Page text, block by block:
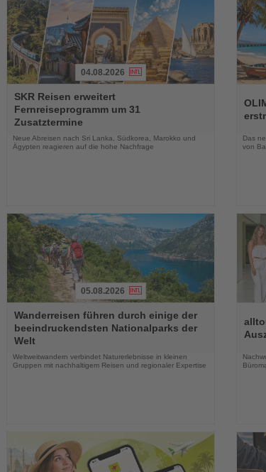
Sie
die
Nachrichten
04.08.2026
SKR Reisen erweitert
Fernreiseprogramm um 31
Zusatztermine
Neue Abreisen nach Sri Lanka, Südkorea, Marokko und
Ägypten reagieren auf die hohe Nachfrage
Sie
die
Das
von
Sie
die
Nachrichten
05.08.2026
Wanderreisen führen durch einige der
beeindruckendsten Nationalparks der
Welt
Weltweitwandern verbindet Naturerlebnisse in kleinen
Gruppen mit nachhaltigem Reisen und regionaler Expertise
Sie
die